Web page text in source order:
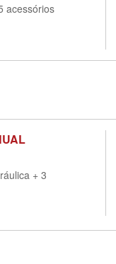
acessórios
+ 3